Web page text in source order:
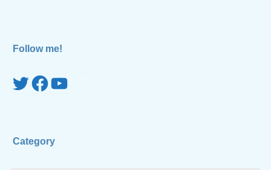
Follow me!
TwitterFacebook
YouTube
Category